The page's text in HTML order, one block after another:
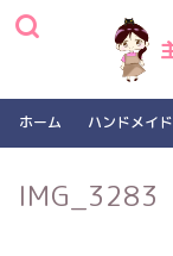
ホーム ハンドメイド
IMG_3283